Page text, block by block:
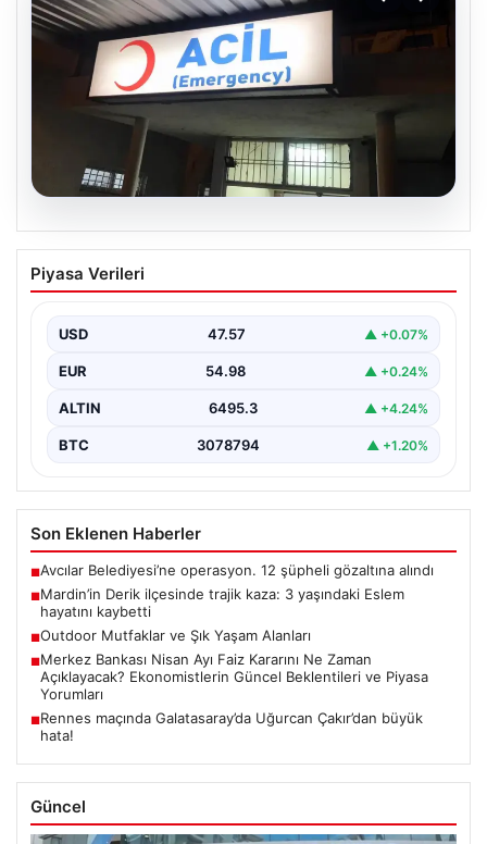
05.08.2026
Mardin’in Derik ilçesinde trajik kaza: 3
yaşındaki Eslem hayatını kaybetti
küçük bir kız çocuğu olan Eslem Talan…
Piyasa Verileri
USD 47.57 ▲ +0.07%
EUR 54.98 ▲ +0.24%
ALTIN 6495.3 ▲ +4.24%
BTC 3078794 ▲ +1.20%
Son Eklenen Haberler
■Avcılar Belediyesi’ne operasyon. 12 şüpheli gözaltına alındı
■Mardin’in Derik ilçesinde trajik kaza: 3 yaşındaki Eslem
hayatını kaybetti
■Outdoor Mutfaklar ve Şık Yaşam Alanları
■Merkez Bankası Nisan Ayı Faiz Kararını Ne Zaman
Açıklayacak? Ekonomistlerin Güncel Beklentileri ve Piyasa
Yorumları
■Rennes maçında Galatasaray’da Uğurcan Çakır’dan büyük
hata!
Güncel